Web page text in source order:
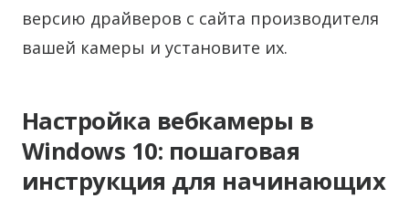
версию драйверов с сайта производителя
вашей камеры и установите их.
Настройка вебкамеры в
Windows 10: пошаговая
инструкция для начинающих